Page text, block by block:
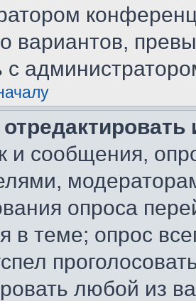
вариантов,
с
и сообщения,
опроса
в теме; опрос
любой из